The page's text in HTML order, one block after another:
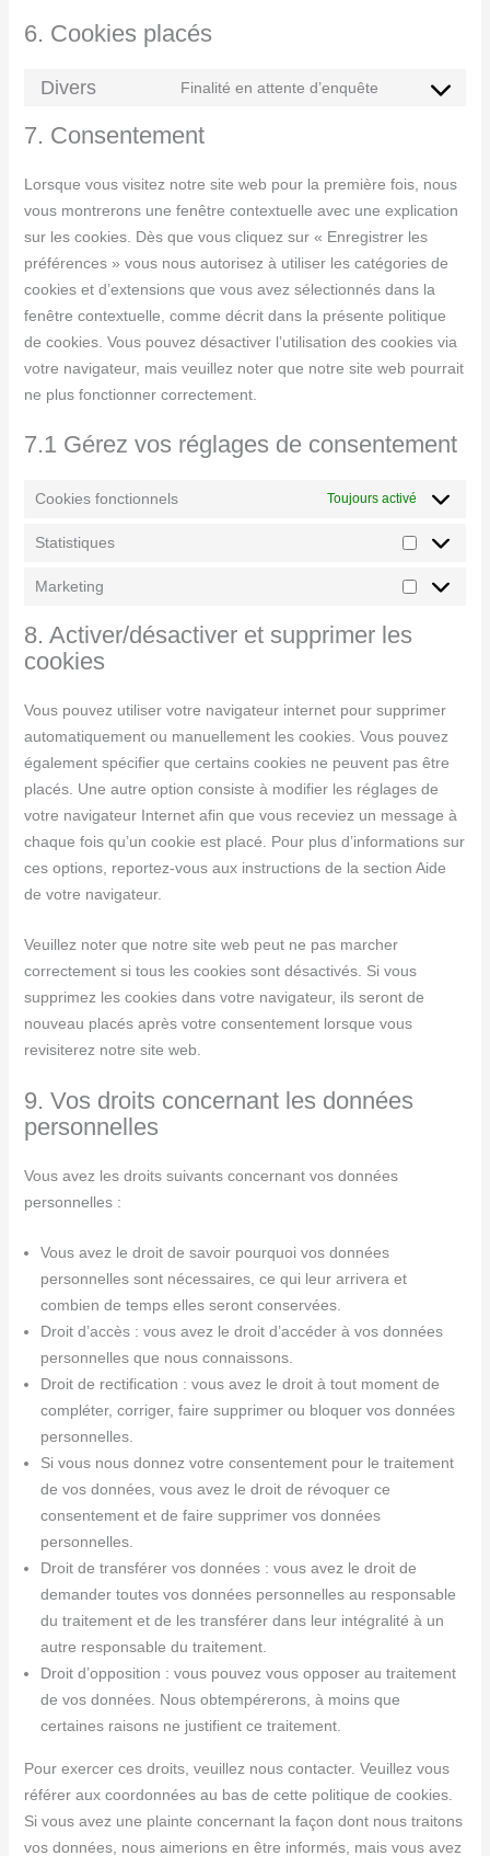
6. Cookies placés
Divers Finalité en attente d’enquête
7. Consentement
Lorsque vous visitez notre site web pour la première fois, nous
vous montrerons une fenêtre contextuelle avec une explication
sur les cookies. Dès que vous cliquez sur « Enregistrer les
préférences » vous nous autorisez à utiliser les catégories de
cookies et d’extensions que vous avez sélectionnés dans la
fenêtre contextuelle, comme décrit dans la présente politique
de cookies. Vous pouvez désactiver l’utilisation des cookies via
votre navigateur, mais veuillez noter que notre site web pourrait
ne plus fonctionner correctement.
7.1 Gérez vos réglages de consentement
Cookies fonctionnels Toujours activé
Statistiques
Marketing
8. Activer/désactiver et supprimer les
cookies
Vous pouvez utiliser votre navigateur internet pour supprimer
automatiquement ou manuellement les cookies. Vous pouvez
également spécifier que certains cookies ne peuvent pas être
placés. Une autre option consiste à modifier les réglages de
votre navigateur Internet afin que vous receviez un message à
chaque fois qu’un cookie est placé. Pour plus d’informations sur
ces options, reportez-vous aux instructions de la section Aide
de votre navigateur.
Veuillez noter que notre site web peut ne pas marcher
correctement si tous les cookies sont désactivés. Si vous
supprimez les cookies dans votre navigateur, ils seront de
nouveau placés après votre consentement lorsque vous
revisiterez notre site web.
9. Vos droits concernant les données
personnelles
Vous avez les droits suivants concernant vos données
personnelles :
Vous avez le droit de savoir pourquoi vos données
personnelles sont nécessaires, ce qui leur arrivera et
combien de temps elles seront conservées.
Droit d’accès : vous avez le droit d’accéder à vos données
personnelles que nous connaissons.
Droit de rectification : vous avez le droit à tout moment de
compléter, corriger, faire supprimer ou bloquer vos données
personnelles.
Si vous nous donnez votre consentement pour le traitement
de vos données, vous avez le droit de révoquer ce
consentement et de faire supprimer vos données
personnelles.
Droit de transférer vos données : vous avez le droit de
demander toutes vos données personnelles au responsable
du traitement et de les transférer dans leur intégralité à un
autre responsable du traitement.
Droit d’opposition : vous pouvez vous opposer au traitement
de vos données. Nous obtempérerons, à moins que
certaines raisons ne justifient ce traitement.
Pour exercer ces droits, veuillez nous contacter. Veuillez vous
référer aux coordonnées au bas de cette politique de cookies.
Si vous avez une plainte concernant la façon dont nous traitons
vos données, nous aimerions en être informés, mais vous avez